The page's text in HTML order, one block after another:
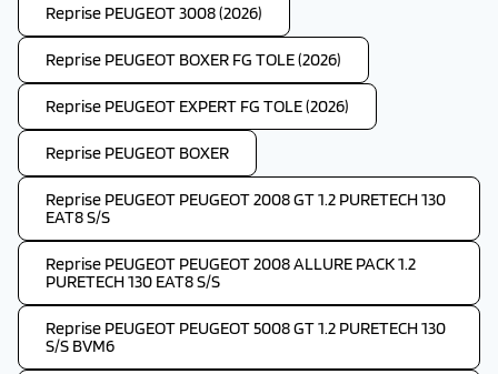
Reprise PEUGEOT 3008 (2026)
Reprise PEUGEOT BOXER FG TOLE (2026)
Reprise PEUGEOT EXPERT FG TOLE (2026)
Reprise PEUGEOT BOXER
Reprise PEUGEOT PEUGEOT 2008 GT 1.2 PURETECH 130
EAT8 S/S
Reprise PEUGEOT PEUGEOT 2008 ALLURE PACK 1.2
PURETECH 130 EAT8 S/S
Reprise PEUGEOT PEUGEOT 5008 GT 1.2 PURETECH 130
S/S BVM6